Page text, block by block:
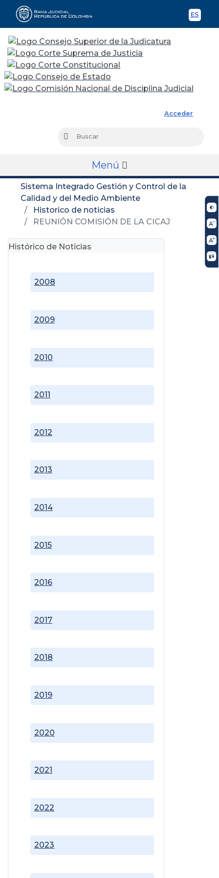
ES
Acceder
Buscar
Menú
Sistema Integrado Gestión y Control de la
Calidad y del Medio Ambiente
Historico de noticias
REUNIÓN COMISIÓN DE LA CICAJ
Histórico de Noticias
2008
2009
2010
2011
2012
2013
2014
2015
2016
2017
2018
2019
2020
2021
2022
2023